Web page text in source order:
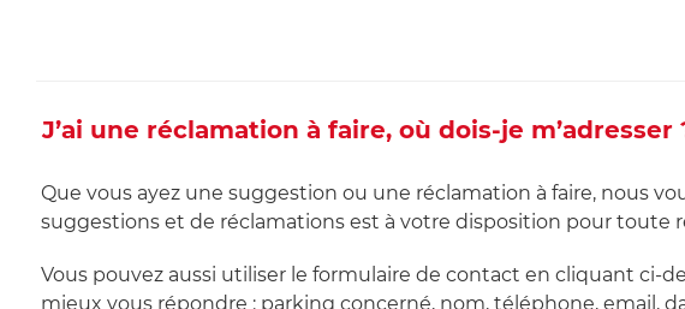
J’ai une réclamation à faire, où dois-je m’adresser
Que vous ayez une suggestion ou une réclamation à faire, nous
suggestions et de réclamations est à votre disposition pour toute
Vous pouvez aussi utiliser le formulaire de contact en cliquant ci-
mieux vous répondre : parking concerné, nom, téléphone, email,